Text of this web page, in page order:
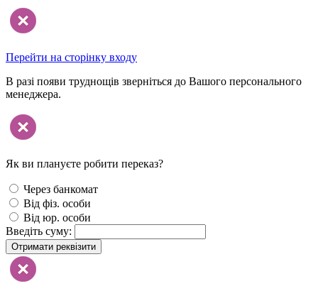
Перейти на сторінку входу
В разі появи труднощів зверніться до Вашого персонального
менеджера.
Як ви плануєте робити переказ?
Через банкомат
Від фіз. особи
Від юр. особи
Введіть суму:
Отримати реквізити